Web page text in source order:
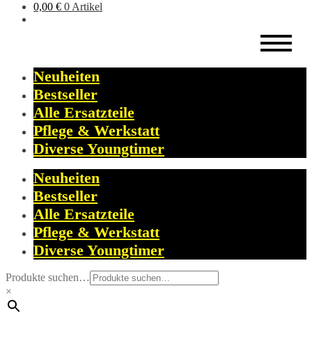
0,00 € 0 Artikel
Neuheiten
Bestseller
Alle Ersatzteile
Pflege & Werkstatt
Diverse Youngtimer
Neuheiten
Bestseller
Alle Ersatzteile
Pflege & Werkstatt
Diverse Youngtimer
Produkte suchen…
×